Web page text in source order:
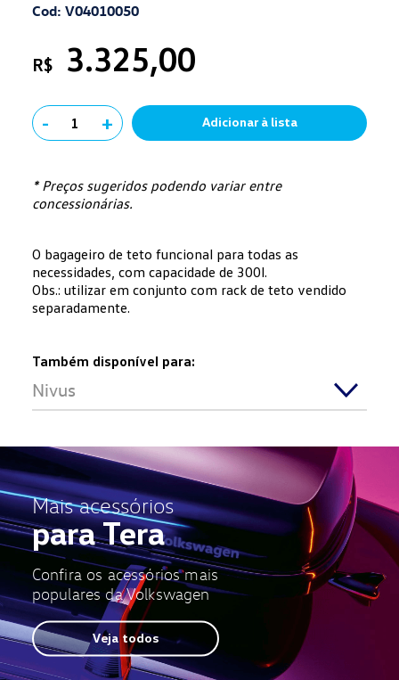
Cod: V04010050
R$ 3.325,00
- 1 + Adicionar à lista
* Preços sugeridos podendo variar entre
concessionárias.
O bagageiro de teto funcional para todas as
necessidades, com capacidade de 300l.
Obs.: utilizar em conjunto com rack de teto vendido
separadamente.
Também disponível para:
Nivus
Mais acessórios
para Tera
Confira os acessórios mais
populares da Volkswagen
Veja todos